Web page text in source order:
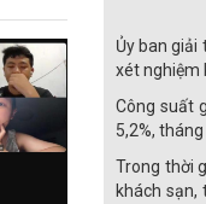
Ủy ban giải
xét nghiệm
Công suất
5,2%,
Trong thời
khách